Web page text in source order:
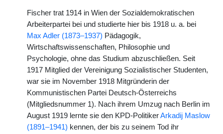
Fischer trat 1914 in Wien der Sozialdemokratischen
Arbeiterpartei bei und studierte hier bis 1918 u. a. bei
Max Adler (1873–1937) Pädagogik,
Wirtschaftswissenschaften, Philosophie und
Psychologie, ohne das Studium abzuschließen. Seit
1917 Mitglied der Vereinigung Sozialistischer Studenten,
war sie im November 1918 Mitgründerin der
Kommunistischen Partei Deutsch-Österreichs
(Mitgliedsnummer 1). Nach ihrem Umzug nach Berlin im
August 1919 lernte sie den KPD-PolitikerArkadij Maslow
(1891–1941) kennen, der bis zu seinem Tod ihr